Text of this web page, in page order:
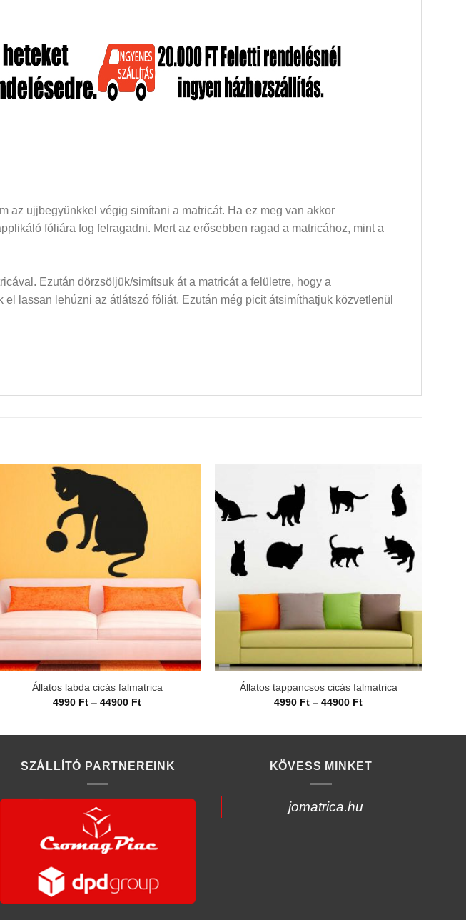
az ujjbegyünkkel végig simítani a matricát. Ha ez meg van akkor
fóliára fog felragadni. Mert az erősebben ragad a matricához, mint a
Ezután dörzsöljük/simítsuk át a matricát a felületre, hogy a
lassan lehúzni az átlátszó fóliát. Ezután még picit átsimíthatjuk közvetlenül
Állatos labda cicás falmatrica
4990 Ft – 44900 FtÁrtartomány:
Állatos tappancsos cicás falmatrica
4990 Ft – 44900 FtÁrtartomány:
SZÁLLÍTÓ PARTNEREINK KÖVESS MINKET
jomatrica.hu